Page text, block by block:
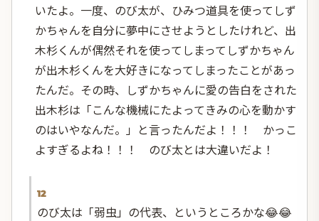
いたよ。一度、のび太が、ひみつ道具を使ってしず
かちゃんを自分に夢中にさせようとしたけれど、出
木杉くんが偶然それを使ってしまってしずかちゃん
が出木杉くんを大好きになってしまったことがあっ
たんだ。その時、しずかちゃんに愛の告白をされた
出木杉は「こんな機械にたよってきみの心を動かす
のはいやなんだ。」と言ったんだよ！！！ かっこ
よすぎるよね！！！ のび太とは大違いだよ！
12
のび太は「弱虫」の代表、というところかな😂😂